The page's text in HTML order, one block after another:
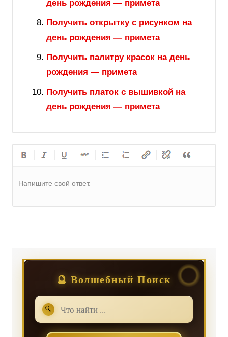
день рождения — примета
Получить открытку с рисунком на
день рождения — примета
Получить палитру красок на день
рождения — примета
Получить платок с вышивкой на
день рождения — примета
Напишите свой ответ.
🔮 Волшебный Поиск
🔍